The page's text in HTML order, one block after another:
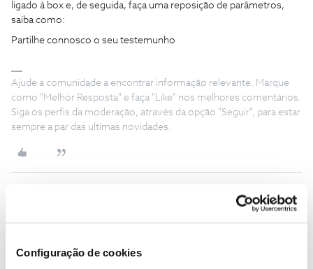
Configuração de cookies
ligado à box e, de seguida, faça uma reposição de parâmetros,
saiba como:
Partilhe connosco o seu testemunho
Ajude a comunidade a encontrar informação relevante. Marque
como "Melhor Resposta" e faça "Like" nos melhores comentários.
Siga os perfis da moderação, através da opção "Seguir", para estar
sempre a par das ultimas novidades.
Forum|Forum|2 years ago